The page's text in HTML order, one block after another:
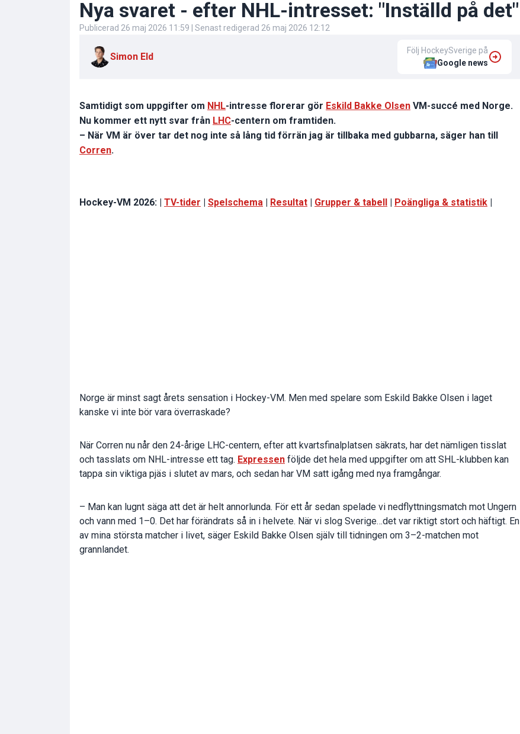
Nya svaret - efter NHL-intresset: "Inställd på det"
Publicerad 26 maj 2026 11:59 | Senast redigerad 26 maj 2026 12:12
Simon Eld
Följ HockeySverige på
Google news
Samtidigt som uppgifter om NHL-intresse florerar gör Eskild Bakke Olsen VM-succé med Norge.
Nu kommer ett nytt svar från LHC-centern om framtiden.
– När VM är över tar det nog inte så lång tid förrän jag är tillbaka med gubbarna, säger han till
Corren.
Hockey-VM 2026: | TV-tider Spelschema Resultat Grupper & tabell Poängliga & statistik
Norge är minst sagt årets sensation i Hockey-VM. Men med spelare som Eskild Bakke Olsen i laget
kanske vi inte bör vara överraskade?
När Corren nu når den 24-årige LHC-centern, efter att kvartsfinalplatsen säkrats, har det nämligen tisslat
och tasslats om NHL-intresse ett tag. Expressen följde det hela med uppgifter om att SHL-klubben kan
tappa sin viktiga pjäs i slutet av mars, och sedan har VM satt igång med nya framgångar.
– Man kan lugnt säga att det är helt annorlunda. För ett år sedan spelade vi nedflyttningsmatch mot Ungern
och vann med 1–0. Det har förändrats så in i helvete. När vi slog Sverige…det var riktigt stort och häftigt. En
av mina största matcher i livet, säger Eskild Bakke Olsen själv till tidningen om 3–2-matchen mot
grannlandet.